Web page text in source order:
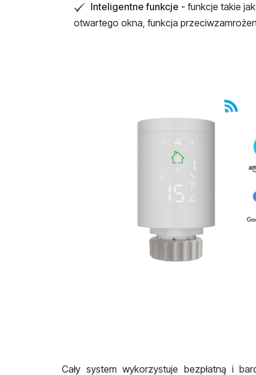
✔
Inteligentne funkcje -funkcje takie
otwartego okna, funkcja
Cały system wykorzystuje bezpłatną i